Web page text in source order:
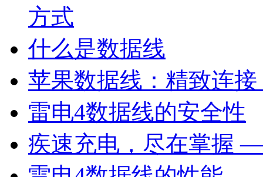
方式
什么是数据线
苹果数据线：精致连
雷电4数据线的安全性
疾速充电，尽在掌握